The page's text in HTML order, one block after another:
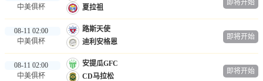
中美俱杯
夏拉祖
即将开始
08-11 02:00
中美俱杯
路斯天使
迪利安格恩
即将开始
08-11 02:00
中美俱杯
安提瓜GFC
CD马拉松
即将开始